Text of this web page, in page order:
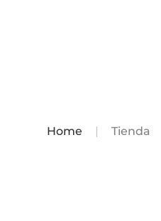
Home Tienda